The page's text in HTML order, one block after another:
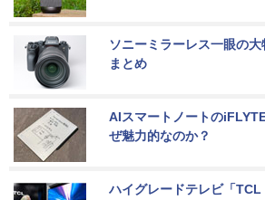
ソニーミラーレス一眼の
まとめ
AIスマートノートの
ぜ魅力的なのか？
ハイグレードテレビ「